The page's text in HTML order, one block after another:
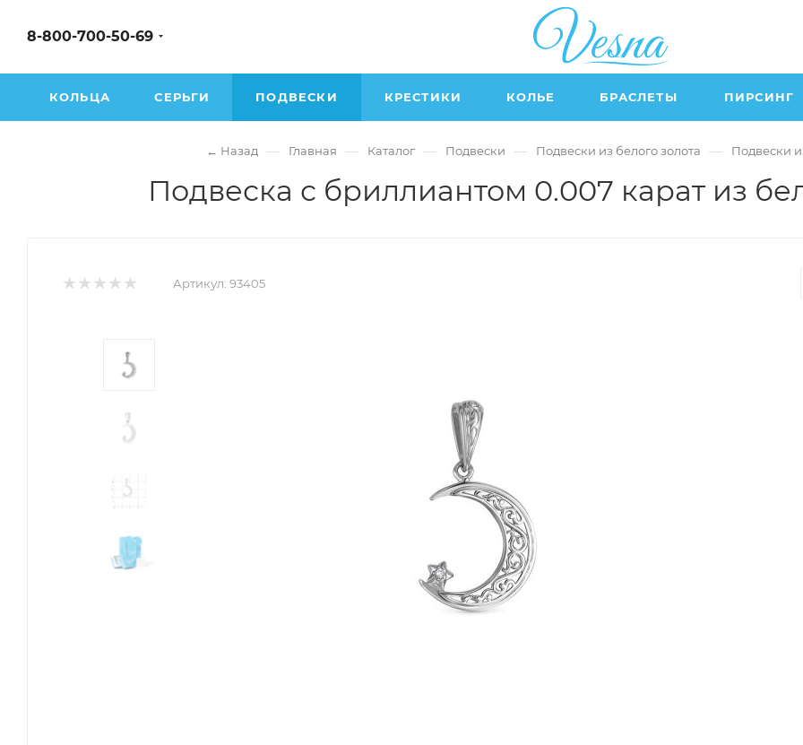
8-800-700-50-69
КОЛЬЦА СЕРЬГИ ПОДВЕСКИ КРЕСТИКИ КОЛЬЕ БРАСЛЕТЫ ПИРСИНГ
← Назад — Главная — Каталог — Подвески — Подвески из белого золота — Подвески
Подвеска с бриллиантом 0.007 карат из
Артикул: 93405